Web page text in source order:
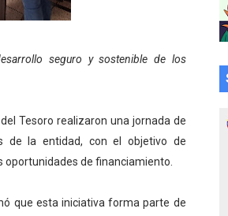
de ruralidad
La Montañita
origami
la Lactancia Materna
y cultura a niños del
seguro y sostenible de los
Tesoro realizaron una jornada de
de la entidad, con el objetivo de
de financiamiento.
que esta iniciativa forma parte de